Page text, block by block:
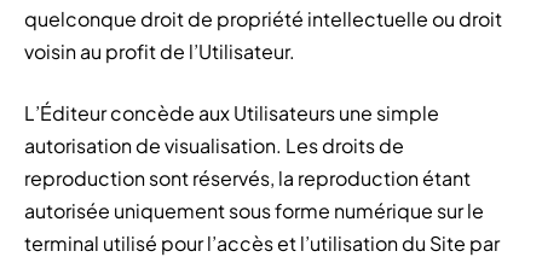
quelconque droit de propriété intellectuelle ou droit
voisin au profit de l’Utilisateur.
L’Éditeur concède aux Utilisateurs une simple
autorisation de visualisation. Les droits de
reproduction sont réservés, la reproduction étant
autorisée uniquement sous forme numérique sur le
terminal utilisé pour l’accès et l’utilisation du Site par